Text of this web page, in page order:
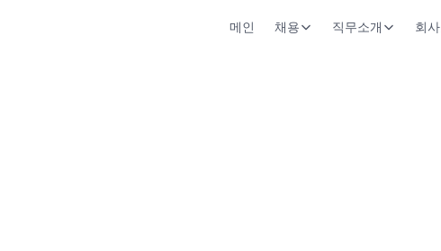
메인 채용 직무소개 회